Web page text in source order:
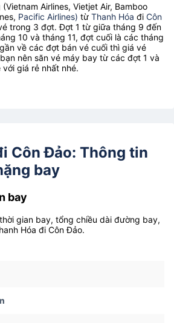
Airlines, Vietjet Air, Bamboo
Pacific Airlines) từ Thanh Hóa đi Côn
trong 3 đợt. Đợt 1 từ giữa tháng 9 đến
10 và tháng 11, đợt cuối là các tháng
về các đợt bán vé cuối thì giá vé
nên săn vé máy bay từ các đợt 1 và
giá rẻ nhất nhé.
Côn Đảo: Thông tin
bay
bay
gian bay, tổng chiều dài đường bay,
Hóa đi Côn Đảo.